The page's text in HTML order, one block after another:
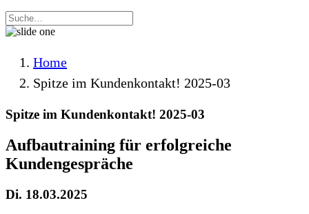
Home
Spitze im Kundenkontakt! 2025-03
Spitze im Kundenkontakt! 2025-03
Aufbautraining für erfolgreiche
Kundengespräche
Di. 18.03.2025